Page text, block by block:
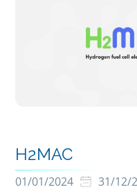
H2MAC
01/01/2024 31/12/